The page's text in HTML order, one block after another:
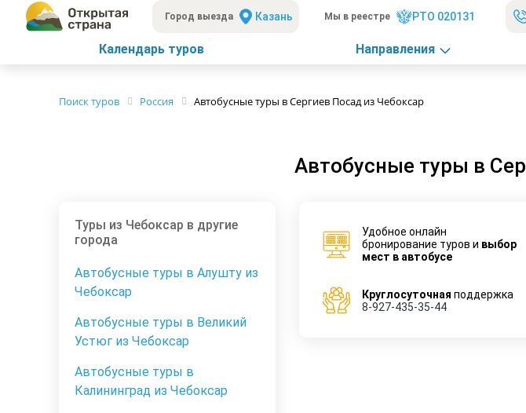
Город выезда Казань Мы в реестре РТО 020131
Календарь туров Направления
Поиск туров Россия Автобусные туры в Сергиев Посад из Чебоксар
Автобусные туры в
Туры из Чебоксар в другие
города
Автобусные туры в Алушту из
Чебоксар
Автобусные туры в Великий
Устюг из Чебоксар
Автобусные туры в
Калининград из Чебоксар
Удобное онлайн
бронирование туров и выбор
мест в автобусе
Круглосуточная поддержка
8-927-435-35-44